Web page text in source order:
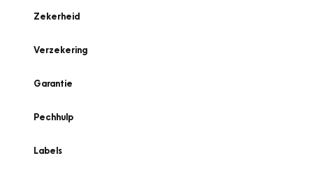
Zekerheid
Verzekering
Garantie
Pechhulp
Labels